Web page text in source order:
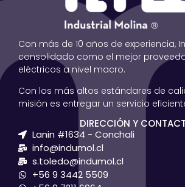
Con más de 10 años de experiencia,
consolidado como el mejor
eléctricos a nivel macro.
Con los más altos estándares de
misión es entregar un servicio
DIRECCIÓN Y
Lanin #1634 - Conchali
info@indumol.cl
s.toledo@indumol.cl
+56 9 3442 5509